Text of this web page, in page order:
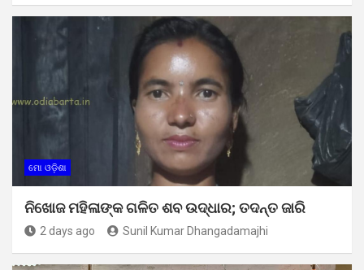
ମୋ ଓଡ଼ିଶା
ନିଖୋଜ ମହିଳାଙ୍କ ଗଳିତ ଶବ ଉଦ୍ଧାର; ତଦନ୍ତ ଜାରି
2 days ago Sunil Kumar Dhangadamajhi